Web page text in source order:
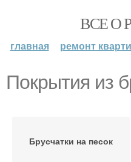
ВСЕ О
главная ремонт
Покрытия из
Брусчатки на песок